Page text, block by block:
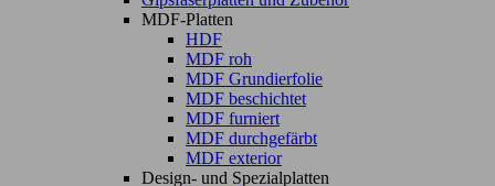
MDF-Platten
HDF
MDF roh
MDF Grundierfolie
MDF beschichtet
MDF furniert
MDF durchgefärbt
MDF exterior
Design- und Spezialplatten